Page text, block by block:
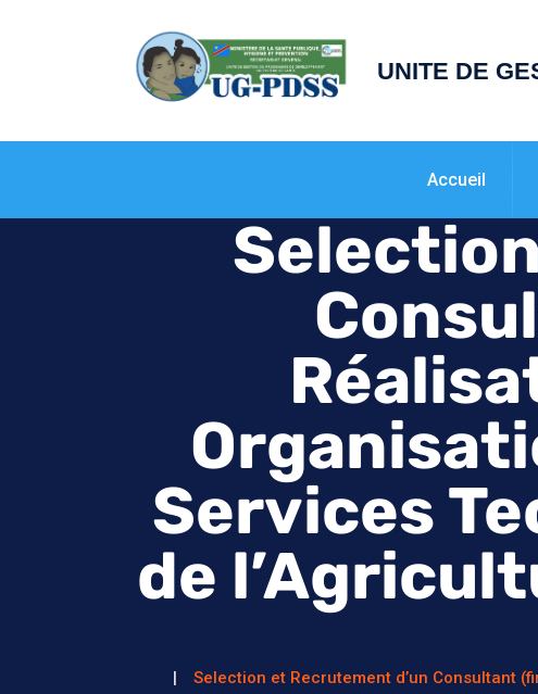
UNITE DE
Accueil
Services
de
Selection et Recrutement d’un Consultant